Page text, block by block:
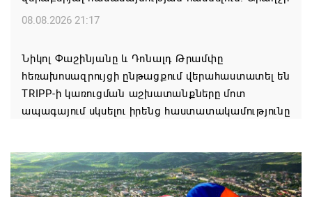
08.08.2026 21:17
Նիկոլ Փաշինյանը և Դոնալդ Թրամփը
հեռախոսազրույցի ընթացքում վերահաստատել են
TRIPP-ի կառուցման աշխատանքները մոտ
ապագայում սկսելու իրենց հաստատակամությունը
Փաշինյանն ու Ալիևը հեռախոսազրույց են ունեցել․
քննարկվել է TRIPP երթուղու նախագծի